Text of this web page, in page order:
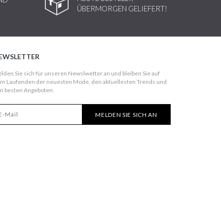
ÜBERMORGEN GELIEFERT!
Sie sich für unseren Newslwetter an und bleiben Sie auf
Laufenden der neuesten Mode, den aktuellesten Trends und
besten Angeboten.
MELDEN SIE SICH AN